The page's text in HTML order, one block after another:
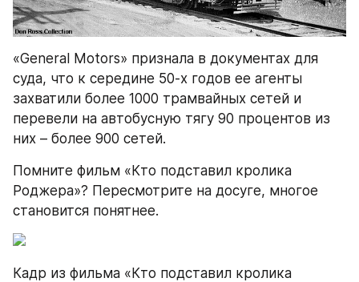
«General Motors» признала в документах для
суда, что к середине 50-х годов ее агенты
захватили более 1000 трамвайных сетей и
перевели на автобусную тягу 90 процентов из
них – более 900 сетей.
Помните фильм «Кто подставил кролика
Роджера»? Пересмотрите на досуге, многое
становится понятнее.
Кадр из фильма «Кто подставил кролика